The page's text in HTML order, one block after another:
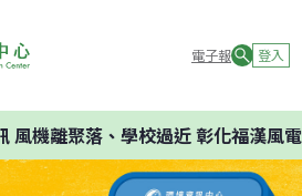
電子報 登入
風機離聚落、學校過近 彰化福漢風電